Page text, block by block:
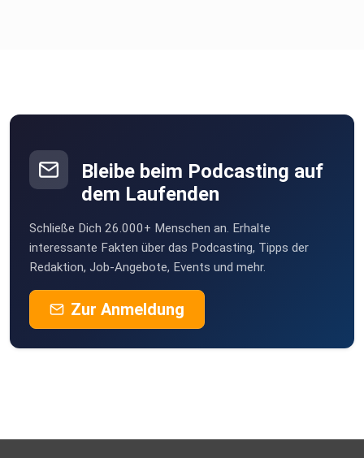
Bleibe beim Podcasting auf
dem Laufenden
Schließe Dich 26.000+ Menschen an. Erhalte
interessante Fakten über das Podcasting, Tipps der
Redaktion, Job-Angebote, Events und mehr.
Zur Anmeldung